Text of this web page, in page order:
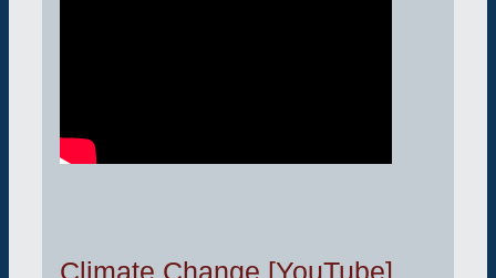
Climate Change [YouTube]